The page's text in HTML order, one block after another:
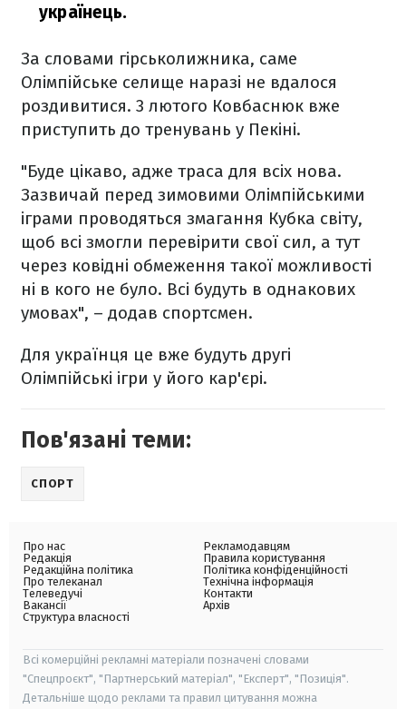
українець.
За словами гірськолижника, саме
Олімпійське селище наразі не вдалося
роздивитися. 3 лютого Ковбаснюк вже
приступить до тренувань у Пекіні.
"Буде цікаво, адже траса для всіх нова.
Зазвичай перед зимовими Олімпійськими
іграми проводяться змагання Кубка світу,
щоб всі змогли перевірити свої сил, а тут
через ковідні обмеження такої можливості
ні в кого не було. Всі будуть в однакових
умовах", – додав спортсмен.
Для українця це вже будуть другі
Олімпійські ігри у його кар'єрі.
Пов'язані теми:
СПОРТ
Про нас
Редакція
Редакційна політика
Про телеканал
Телеведучі
Вакансії
Структура власності
Рекламодавцям
Правила користування
Політика конфіденційності
Технічна інформація
Контакти
Архів
Всі комерційні рекламні матеріали позначені словами
"Спецпроєкт", "Партнерський матеріал", "Експерт", "Позиція".
Детальніше щодо реклами та правил цитування можна